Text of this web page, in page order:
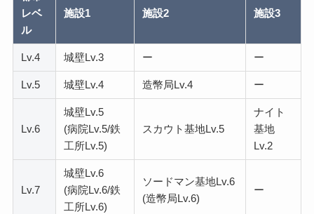
レベ
ル
施設1 施設2 施設3
Lv.4 城壁Lv.3 ー ー
Lv.5 城壁Lv.4 造幣局Lv.4 ー
Lv.6
城壁Lv.5
(病院Lv.5/鉄
工所Lv.5)
スカウト基地Lv.5
ナイト
基地
Lv.2
Lv.7
城壁Lv.6
(病院Lv.6/鉄
工所Lv.6)
ソードマン基地Lv.6
(造幣局Lv.6)
ー